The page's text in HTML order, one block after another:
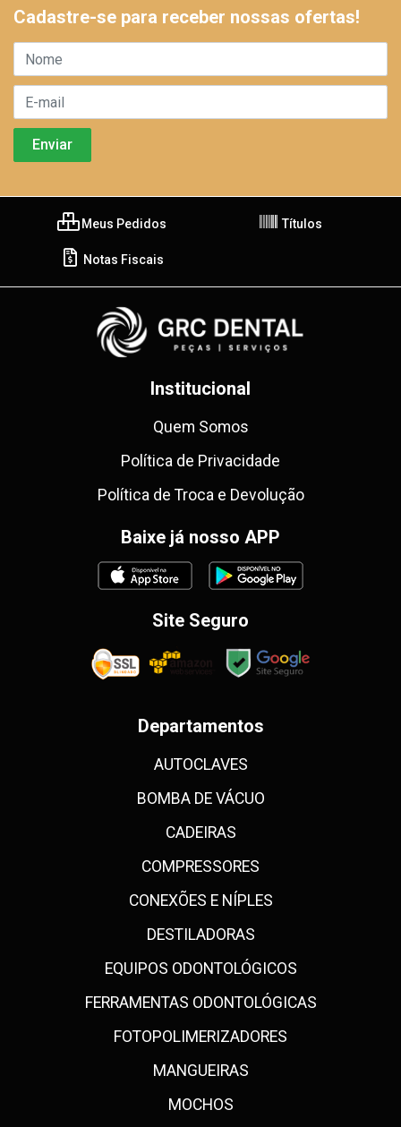
Cadastre-se para receber nossas ofertas!
Meus Pedidos Títulos
Notas Fiscais
Institucional
Quem Somos
Política de Privacidade
Política de Troca e Devolução
Baixe já nosso APP
Site Seguro
Departamentos
AUTOCLAVES
BOMBA DE VÁCUO
CADEIRAS
COMPRESSORES
CONEXÕES E NÍPLES
DESTILADORAS
EQUIPOS ODONTOLÓGICOS
FERRAMENTAS ODONTOLÓGICAS
FOTOPOLIMERIZADORES
MANGUEIRAS
MOCHOS